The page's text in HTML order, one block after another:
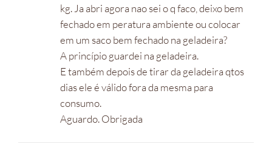
kg. Ja abri agora nao sei o q faco, deixo bem
fechado em peratura ambiente ou colocar
em um saco bem fechado na geladeira?
A princípio guardei na geladeira.
E também depois de tirar da geladeira qtos
dias ele é válido fora da mesma para
consumo.
Aguardo. Obrigada